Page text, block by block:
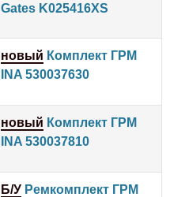
Gates K025416XS
новый Комплект ГРМ
INA 530037630
новый Комплект ГРМ
INA 530037810
Б/У Ремкомплект ГРМ